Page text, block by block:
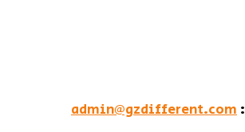
admin@gzdifferent.com